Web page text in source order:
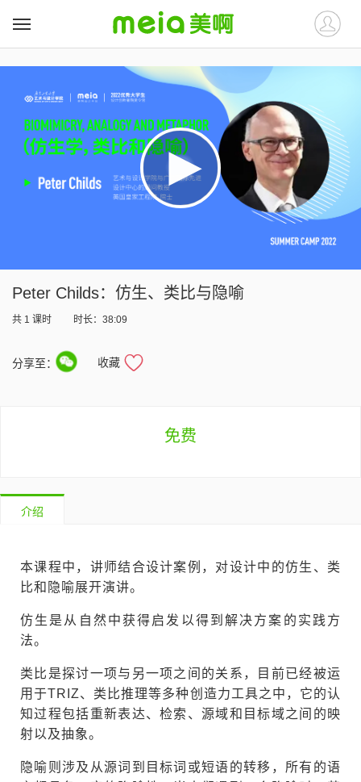
Peter Childs：仿生、类比与隐喻
共 1 课时 时长：38:09
分享至： 收藏
免费
介绍
本课程中，讲师结合设计案例，对设计中的仿生、类
比和隐喻展开演讲。
仿生是从自然中获得启发以得到解决方案的实践方
法。
类比是探讨一项与另一项之间的关系，目前已经被运
用于TRIZ、类比推理等多种创造力工具之中，它的认
知过程包括重新表达、检索、源域和目标域之间的映
射以及抽象。
隐喻则涉及从源词到目标词或短语的转移，所有的语